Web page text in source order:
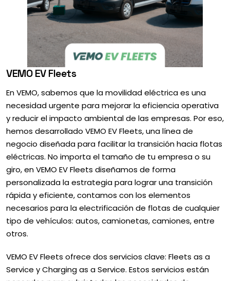
VEMO EV Fleets
En VEMO, sabemos que la movilidad eléctrica es una
necesidad urgente para mejorar la eficiencia operativa
y reducir el impacto ambiental de las empresas. Por eso,
hemos desarrollado VEMO EV Fleets, una línea de
negocio diseñada para facilitar la transición hacia flotas
eléctricas. No importa el tamaño de tu empresa o su
giro, en VEMO EV Fleets diseñamos de forma
personalizada la estrategia para lograr una transición
rápida y eficiente, contamos con los elementos
necesarios para la electrificación de flotas de cualquier
tipo de vehículos: autos, camionetas, camiones, entre
otros.
VEMO EV Fleets ofrece dos servicios clave: Fleets as a
Service y Charging as a Service. Estos servicios están